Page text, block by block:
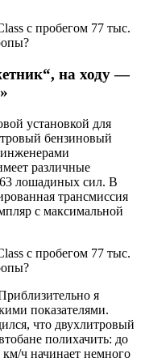
на ходу —
»
установкой для
бензиновый
инженерами
различные
лошадиных сил. В
трансмиссия
с максимальной
я
показателями.
что двухлитровый
полихачить: до
ч начинает немного